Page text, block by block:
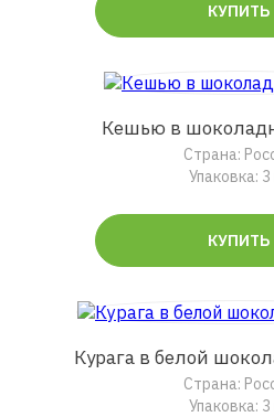
КУПИТЬ
Кешью в
Страна:
Упаковка: 3
КУПИТЬ
Курага в белой
Страна:
Упаковка: 3